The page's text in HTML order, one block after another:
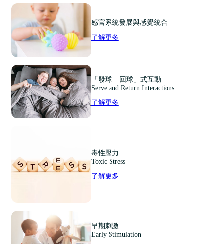
感官系統發展與感覺統合
了解更多
「發球 – 回球」式互動
Serve and Return Interactions
了解更多
毒性壓力
Toxic Stress
了解更多
早期刺激
Early Stimulation